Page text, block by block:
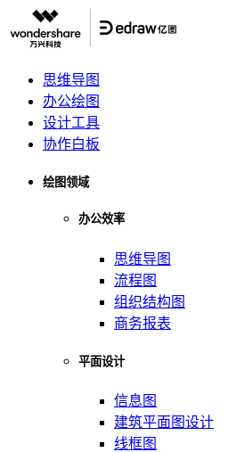
思维导图
办公绘图
设计工具
协作白板
绘图领域
办公效率
思维导图
流程图
组织结构图
商务报表
平面设计
信息图
建筑平面图设计
线框图